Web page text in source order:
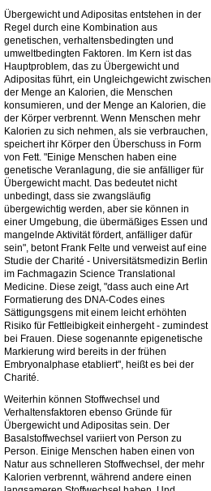
Übergewicht und Adipositas entstehen in der
Regel durch eine Kombination aus
genetischen, verhaltensbedingten und
umweltbedingten Faktoren. Im Kern ist das
Hauptproblem, das zu Übergewicht und
Adipositas führt, ein Ungleichgewicht zwischen
der Menge an Kalorien, die Menschen
konsumieren, und der Menge an Kalorien, die
der Körper verbrennt. Wenn Menschen mehr
Kalorien zu sich nehmen, als sie verbrauchen,
speichert ihr Körper den Überschuss in Form
von Fett. "Einige Menschen haben eine
genetische Veranlagung, die sie anfälliger für
Übergewicht macht. Das bedeutet nicht
unbedingt, dass sie zwangsläufig
übergewichtig werden, aber sie können in
einer Umgebung, die übermäßiges Essen und
mangelnde Aktivität fördert, anfälliger dafür
sein", betont Frank Felte und verweist auf eine
Studie der Charité - Universitätsmedizin Berlin
im Fachmagazin Science Translational
Medicine. Diese zeigt, "dass auch eine Art
Formatierung des DNA-Codes eines
Sättigungsgens mit einem leicht erhöhten
Risiko für Fettleibigkeit einhergeht - zumindest
bei Frauen. Diese sogenannte epigenetische
Markierung wird bereits in der frühen
Embryonalphase etabliert", heißt es bei der
Charité.
Weiterhin können Stoffwechsel und
Verhaltensfaktoren ebenso Gründe für
Übergewicht und Adipositas sein. Der
Basalstoffwechsel variiert von Person zu
Person. Einige Menschen haben einen von
Natur aus schnelleren Stoffwechsel, der mehr
Kalorien verbrennt, während andere einen